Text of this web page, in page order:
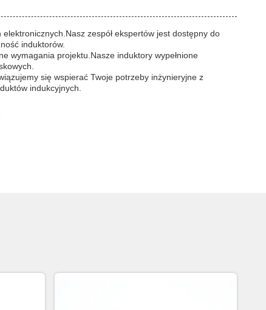
zespół ekspertów jest dostępny do
induktorów.
wymagania projektu.Nasze induktory wypełnione
się wspierać Twoje potrzeby inżynieryjne z
indukcyjnych.